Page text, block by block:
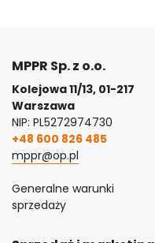
MPPR Sp. z o.o.
Kolejowa 11/13, 01-217
Warszawa
NIP: PL5272974730
+48 600 826 485
mppr@op.pl
Generalne warunki
sprzedaży